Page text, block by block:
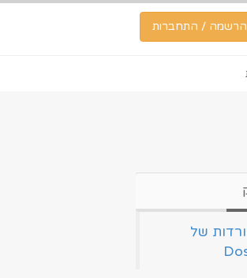
הרשמה / התחברות
של